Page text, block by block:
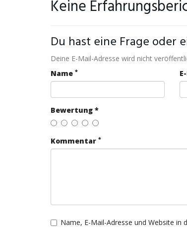
Keine
Du hast eine Frage oder
Deine E-Mail-Adresse wird nicht
Name *
Bewertung *
Kommentar *
Name, E-Mail-Adresse und Website